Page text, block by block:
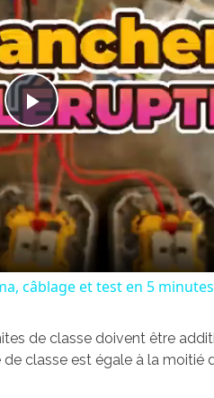
Play
Video
câblage et test en 5 minutes
de classe doivent être
de classe est égale à la moitié